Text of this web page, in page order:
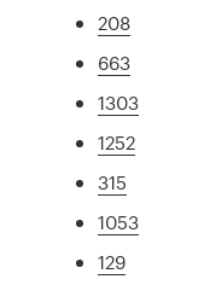
208
663
1303
1252
315
1053
129